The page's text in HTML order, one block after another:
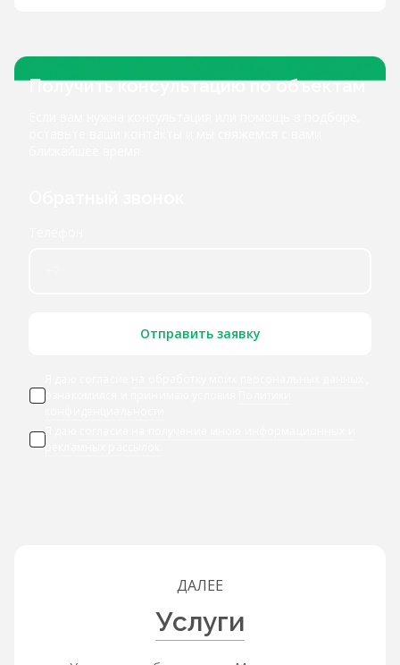
Получить консультацию по объектам
Отправить заявку
ознакомился и принимаю условия
Я даю
рекламных рассылок
ДАЛЕЕ
Услуги